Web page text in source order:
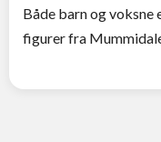
Både barn og voksne
figurer fra